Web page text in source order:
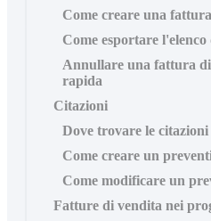
Come creare una
Come esportare
Annullare una fattura di
rapida
Citazioni
Dove trovare le citazioni
Come creare un
Come modificare un
Fatture di vendita nei